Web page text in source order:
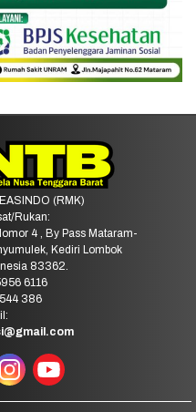
(RMK)
Rukan:
4 , By Pass Mataram-
Kediri Lombok
83362.
6116
386